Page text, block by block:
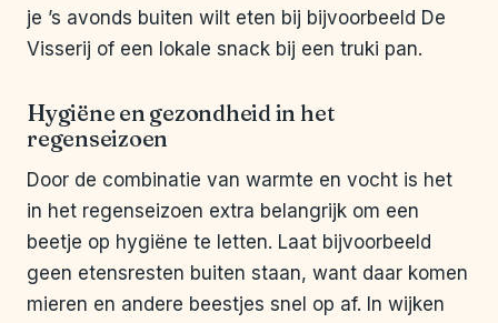
je ’s avonds buiten wilt eten bij bijvoorbeeld De
Visserij of een lokale snack bij een truki pan.
Hygiëne en gezondheid in het
regenseizoen
Door de combinatie van warmte en vocht is het
in het regenseizoen extra belangrijk om een
beetje op hygiëne te letten. Laat bijvoorbeeld
geen etensresten buiten staan, want daar komen
mieren en andere beestjes snel op af. In wijken